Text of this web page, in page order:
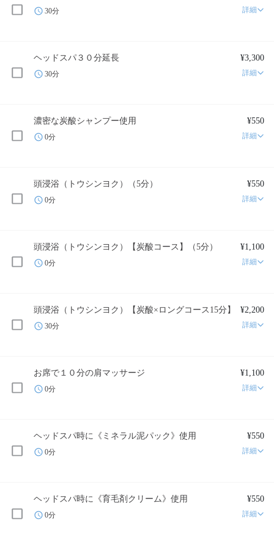
30分 詳細
ヘッドスパ３０分延長 ¥3,300
30分 詳細
濃密な炭酸シャンプー使用 ¥550
0分 詳細
頭浸浴（トウシンヨク）（5分） ¥550
0分 詳細
頭浸浴（トウシンヨク）【炭酸コース】（5分） ¥1,100
0分 詳細
頭浸浴（トウシンヨク）【炭酸×ロングコース15分】 ¥2,200
30分 詳細
お席で１０分の肩マッサージ ¥1,100
0分 詳細
ヘッドスパ時に《ミネラル泥パック》使用 ¥550
0分 詳細
ヘッドスパ時に《育毛剤クリーム》使用 ¥550
0分 詳細